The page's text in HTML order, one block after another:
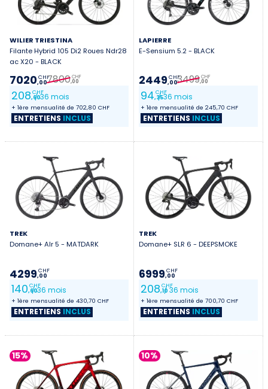
WILIER TRIESTINA
Filante Hybrid 105 Di2 Roues Ndr28
ac X20 - BLACK
7020,00
CHF7800,00
CHF
208,60
CHF
/ 36 mois
+ 1ère mensualité de 702,80 CHF
ENTRETIENS INCLUS
LAPIERRE
E-Sensium 5.2 - BLACK
2449,00
CHF3499,00
CHF
94,35
CHF
/ 36 mois
+ 1ère mensualité de 245,70 CHF
ENTRETIENS INCLUS
TREK
Domane+ Alr 5 - MATDARK
4299,00
CHF
140,60
CHF
/ 36 mois
+ 1ère mensualité de 430,70 CHF
ENTRETIENS INCLUS
TREK
Domane+ SLR 6 - DEEPSMOKE
6999,00
CHF
208,10
CHF
/ 36 mois
+ 1ère mensualité de 700,70 CHF
ENTRETIENS INCLUS
15% 10%